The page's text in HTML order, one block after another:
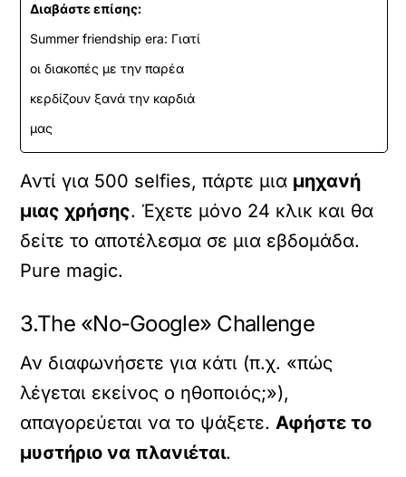
Διαβάστε επίσης:
Summer friendship era: Γιατί
οι διακοπές με την παρέα
κερδίζουν ξανά την καρδιά
μας
Αντί για 500 selfies, πάρτε μια μηχανή
μιας χρήσης. Έχετε μόνο 24 κλικ και θα
δείτε το αποτέλεσμα σε μια εβδομάδα.
Pure magic.
3.The «No-Google» Challenge
Αν διαφωνήσετε για κάτι (π.χ. «πώς
λέγεται εκείνος ο ηθοποιός;»),
απαγορεύεται να το ψάξετε.Αφήστε το
μυστήριο να πλανιέται.